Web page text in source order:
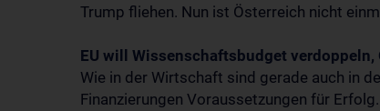
Trump fliehen. Nun ist Österreich nicht
EU will Wissenschaftsbudget verdoppeln,
Wie in der Wirtschaft sind gerade auch in
Finanzierungen Voraussetzungen für